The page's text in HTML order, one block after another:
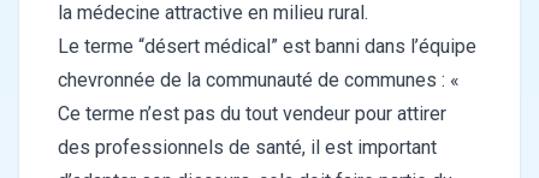
la médecine attractive en milieu rural.
Le terme “désert médical” est banni dans l’équipe
chevronnée de la communauté de communes : «
Ce terme n’est pas du tout vendeur pour attirer
des professionnels de santé, il est important